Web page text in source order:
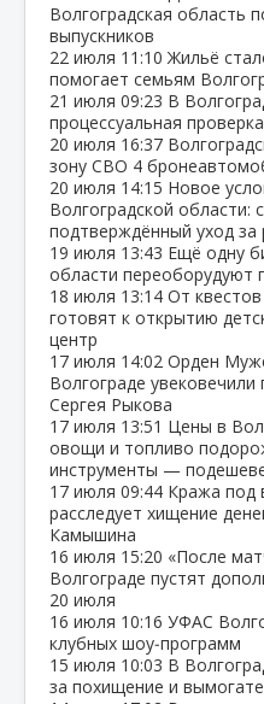
Волгоградская область
выпускников
22 июля 11:10 Жильё
помогает семьям
21 июля 09:23 В
процессуальная проверка
20 июля 16:37
зону СВО 4
20 июля 14:15 Новое
Волгоградской области:
подтверждённый уход за
19 июля 13:43 Ещё одну
области переоборудуют
18 июля 13:14 От
готовят к открытию
центр
17 июля 14:02 Орден
Волгограде
Сергея Рыкова
17 июля 13:51 Цены в
овощи и топливо
инструменты —
17 июля 09:44 Кража под
расследует хищение
Камышина
16 июля 15:20 «После
Волгограде пустят
20 июля
16 июля 10:16 УФАС
клубных шоу‑программ
15 июля 10:03 В
за похищение и